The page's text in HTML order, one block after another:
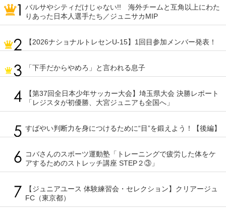
バルサやシティだけじゃない!! 海外チームと互角以上にわた
りあった日本人選手たち／ジュニサカMIP
【2026ナショナルトレセンU-15】1回目参加メンバー発表！
「下手だからやめろ」と言われる息子
【第37回全日本少年サッカー大会】埼玉県大会 決勝レポート
「レジスタが初優勝、大宮ジュニアも全国へ」
すばやい判断力を身につけるために“目”を鍛えよう！【後編】
コバさんのスポーツ運動塾「トレーニングで疲労した体をケ
アするためのストレッチ講座 STEP２③」
【ジュニアユース 体験練習会・セレクション】クリアージュ
FC（東京都）